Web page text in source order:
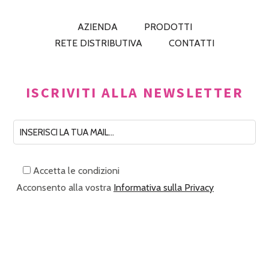
AZIENDA
PRODOTTI
RETE DISTRIBUTIVA
CONTATTI
ISCRIVITI ALLA NEWSLETTER
Accetta le condizioni
Acconsento alla vostra Informativa sulla Privacy